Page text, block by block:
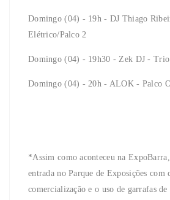
Domingo (04) - 19h - DJ Thiago
Elétrico/Palco 2
Domingo (04) - 19h30 - Zek DJ -
Domingo (04) - 20h - ALOK - Palco
*Assim como aconteceu na
entrada no Parque de Exposições com
comercialização e o uso de garrafas